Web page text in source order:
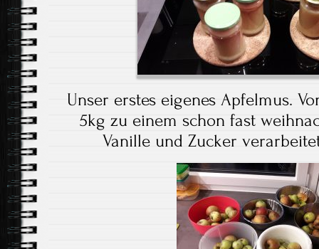
Unser erstes eigenes Apfelmus.
5kg zu einem schon fast
Vanille und Zucker